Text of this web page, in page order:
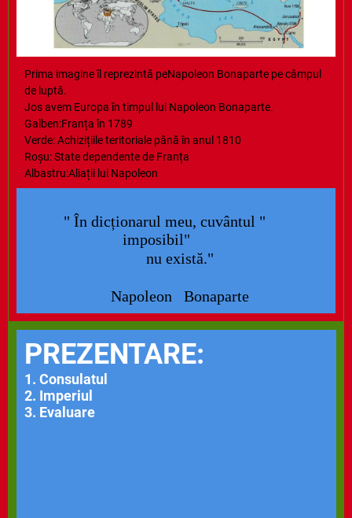
Prima imagine îl reprezintă peNapoleon Bonaparte pe câmpul
de luptă.
Jos avem Europa în timpul lui Napoleon Bonaparte.
Galben:Franța în 1789
Verde: Achizițiile teritoriale până în anul 1810
Roșu: State dependente de Franța
Albastru:Aliații lui Napoleon
" În dicționarul meu, cuvântul "
imposibil"
nu există."
Napoleon Bonaparte
PREZENTARE:
1. Consulatul
2. Imperiul
3. Evaluare